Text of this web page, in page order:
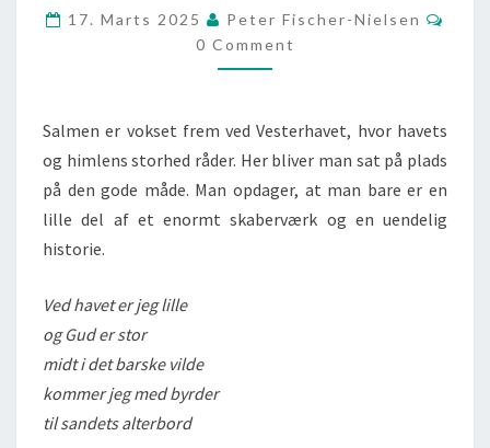
HAVET
ER
JEG
17. Marts 2025 Peter Fischer-Nielsen
0 Comment
Salmen er vokset frem ved Vesterhavet, hvor havets
og himlens storhed råder. Her bliver man sat på plads
på den gode måde. Man opdager, at man bare er en
lille del af et enormt skaberværk og en uendelig
historie.
Ved havet er jeg lille
og Gud er stor
midt i det barske vilde
kommer jeg med byrder
til sandets alterbord